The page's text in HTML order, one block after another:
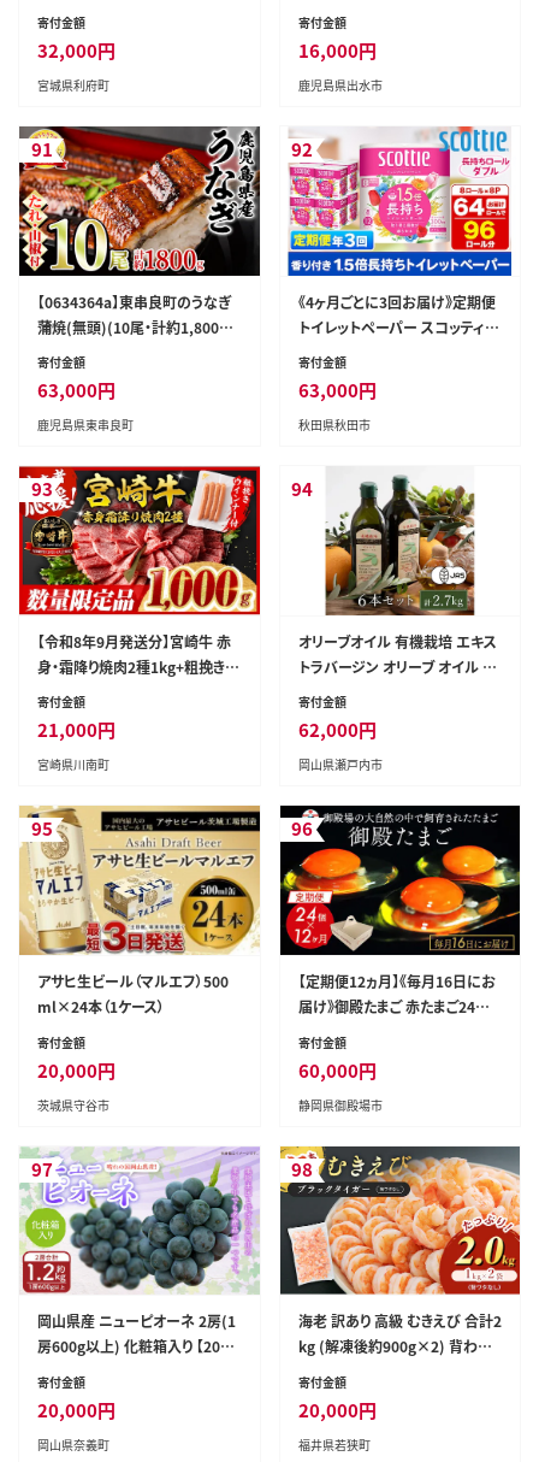
P) 牛たん スライス 塩味 [牛タン
塩ダレ タレ 小分け 仙台 名物 厚
切 肉厚 おいしい 美味 牛 肉 焼
府町 船田食品]
寄付金額
32,000円
宮城県利府町
本＞ 焼酎 芋 お酒 定期便 焼酎
ぎ便 スピード 発送 出水酒造 神
酒造 25度 逸品 本格焼酎 人気
寄付金額
16,000円
鹿児島県出水市
91
【0634364a】東串良町のうなぎ
蒲焼(無頭)(10尾・計約1,800g・
タレ、山椒付)うなぎ 高級 ウナギ
ふるさと 人気【アクアおおすみ】
寄付金額
63,000円
鹿児島県東串良町
92
《4ヶ月ごとに3回お届け》定期便
トイレットペーパー スコッティ
フラワーパック 1.5倍長持ち〈香
新生活 [トイレットペーパー 定
期便]
寄付金額
63,000円
秋田県秋田市
93
【令和8年9月発送分】宮崎牛 赤
身・霜降り焼肉2種1kg+粗挽きウ
インナー 【 焼肉 ヤキニク ウデ モ
肉 】［B00613r809］
寄付金額
21,000円
宮崎県川南町
94
オリーブオイル 有機栽培 エキス
トラバージン オリーブ オイル ブ
レンド 6本 セット オーガニック
め合わせ
寄付金額
62,000円
岡山県瀬戸内市
95
アサヒ生ビール（マルエフ）500
ml×24本（1ケース）
寄付金額
20,000円
茨城県守谷市
96
【定期便12ヵ月】《毎月16日にお
届け》御殿たまご 赤たまご24個
入り（破損保障含む） ｜ 卵 タマ
ゴ 玉子 たまごかけご飯 生卵 鶏
卵 卵焼き 国産 御殿場産 ※北海
道・沖縄・離島への配送不可
寄付金額
60,000円
静岡県御殿場市
97
岡山県産 ニューピオーネ 2房(1
房600g以上) 化粧箱入り 【2026
年8月下旬~10月上旬迄発送予
定】 果物 くだもの フルーツ ぶど
う ブドウ 葡萄 岡山 おかやま 国
産 冷蔵
寄付金額
20,000円
岡山県奈義町
98
海老 訳あり 高級 むきえび 合計2
kg (解凍後約900g×2) 背わた
なし 冷凍 加工食品 魚介
寄付金額
20,000円
福井県若狭町